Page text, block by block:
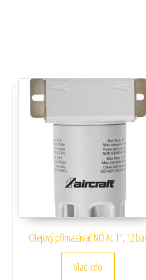
Olejový přimazávač NÖ Ac 1″, 12
Viac info